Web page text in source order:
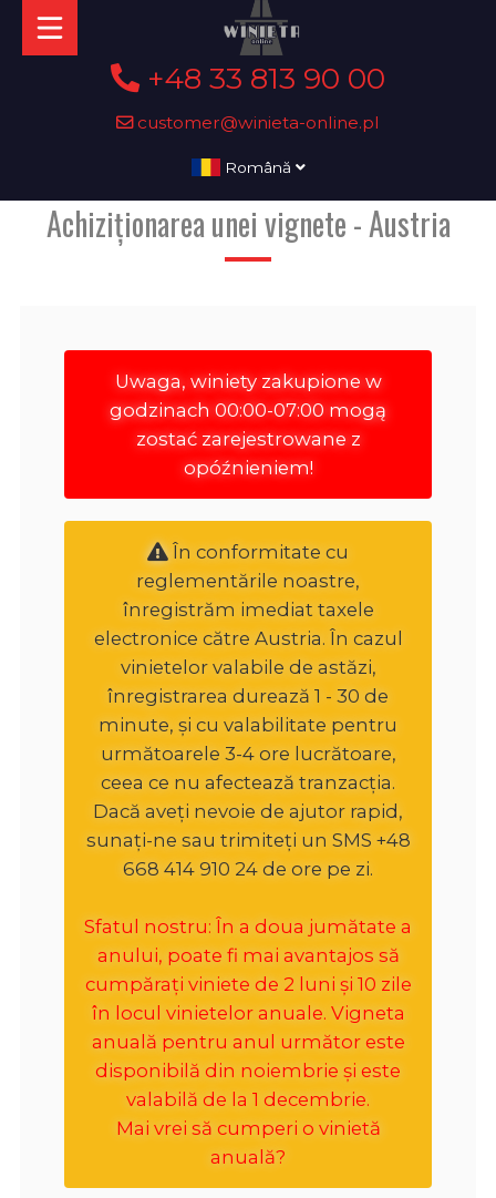
+48 33 813 90 00
customer@winieta-online.pl
Română
Achiziționarea unei vignete - Austria
Uwaga, winiety zakupione w
godzinach 00:00-07:00 mogą
zostać zarejestrowane z
opóźnieniem!
În conformitate cu
reglementările noastre,
înregistrăm imediat taxele
electronice către Austria. În cazul
vinietelor valabile de astăzi,
înregistrarea durează 1 - 30 de
minute, și cu valabilitate pentru
următoarele 3-4 ore lucrătoare,
ceea ce nu afectează tranzacția.
Dacă aveți nevoie de ajutor rapid,
sunați-ne sau trimiteți un SMS +48
668 414 910 24 de ore pe zi.
Sfatul nostru: În a doua jumătate a
anului, poate fi mai avantajos să
cumpărați viniete de 2 luni și 10 zile
în locul vinietelor anuale. Vigneta
anuală pentru anul următor este
disponibilă din noiembrie și este
valabilă de la 1 decembrie.
Mai vrei să cumperi o vinietă
anuală?